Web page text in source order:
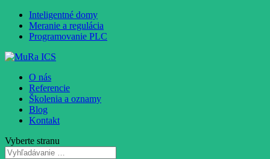
Inteligentné domy
Meranie a regulácia
Programovanie PLC
O nás
Referencie
Školenia a oznamy
Blog
Kontakt
Vyberte stranu